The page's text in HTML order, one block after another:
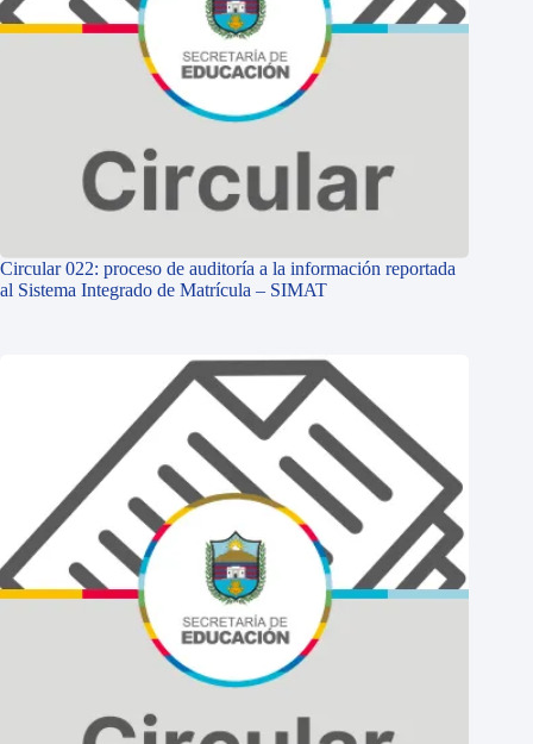
Circular 022: proceso de auditoría a la información reportada
al Sistema Integrado de Matrícula – SIMAT